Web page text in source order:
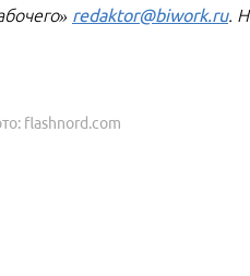
redaktor@biwork.ru.
flashnord.com